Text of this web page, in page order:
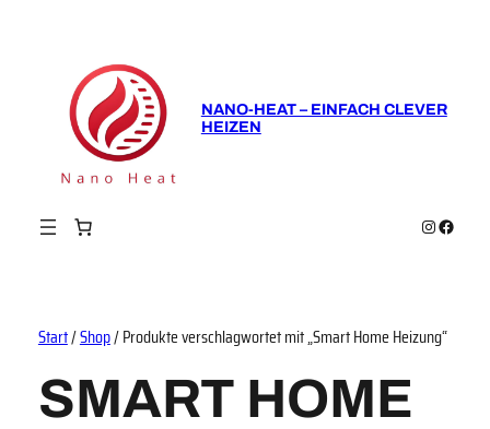
NANO-HEAT – EINFACH CLEVER
HEIZEN
Instagram
Start/Shop/ Produkte verschlagwortet mit „Smart Home Heizung“
SMART HOME